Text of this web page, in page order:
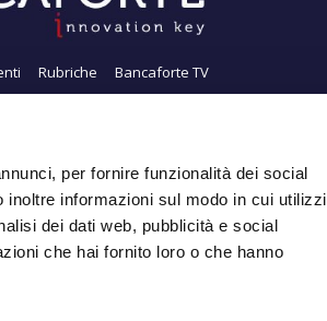
per fornire funzionalità dei social
informazioni sul modo in cui utilizzi
dei dati web, pubblicità e social
che hai fornito loro o che hanno
Rubriche Bancaforte TV
alla Newsletter